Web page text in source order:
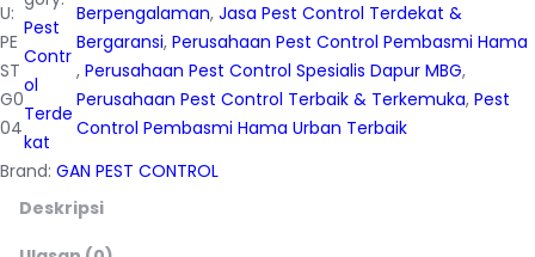
U:
PE
ST
G0
04
Pest
Contr
ol
Terde
kat
Berpengalaman, Jasa Pest Control Terdekat &
Bergaransi, Perusahaan Pest Control Pembasmi Hama
, Perusahaan Pest Control Spesialis Dapur MBG,
Perusahaan Pest Control Terbaik & Terkemuka, Pest
Control Pembasmi Hama Urban Terbaik
Brand: GAN PEST CONTROL
Deskripsi